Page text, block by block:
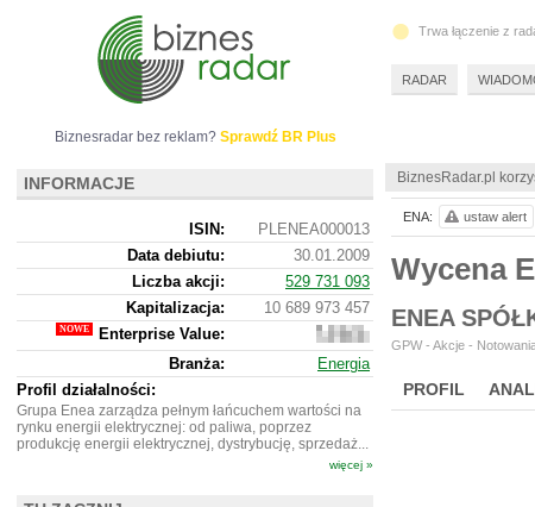
BiznesRadar.pl
Wycena
ENEA
GPW - Akcje -
PROFIL
ENA: ustaw alert
Biznesradar bez reklam? Sprawdź BR Plus
INFORMACJE
ISIN:
PLENEA000013
Data debiutu:
30.01.2009
Liczba akcji:
529 731 093
Kapitalizacja:
10 689 973 457
Enterprise Value:
735
355
Branża:
Energia
Profil działalności:
Grupa Enea zarządza pełnym łańcuchem wartości na
rynku energii elektrycznej: od paliwa, poprzez
produkcję energii elektrycznej, dystrybucję, sprzedaż...
więcej »
Trwa łączenie z
RADAR